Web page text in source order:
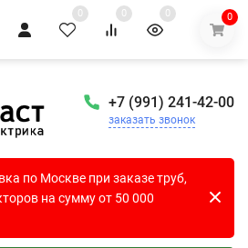
0 0 0 0
+7 (991) 241-42-00
заказать звонок
по Москве при заказе труб,
на сумму от 50 000